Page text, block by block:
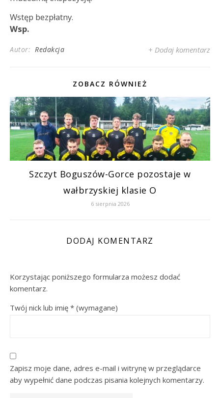
Wstęp bezpłatny.
Wsp.
Autor: Redakcja + Dodaj komentarz
ZOBACZ RÓWNIEŻ
Szczyt Boguszów-Gorce pozostaje w
wałbrzyskiej klasie O
6 sierpnia 2026
DODAJ KOMENTARZ
Korzystając poniższego formularza możesz dodać
komentarz.
Twój nick lub imię * (wymagane)
Zapisz moje dane, adres e-mail i witrynę w przeglądarce
aby wypełnić dane podczas pisania kolejnych komentarzy.